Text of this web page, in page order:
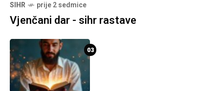
SIHR prije 2 sedmice
Vjenčani dar - sihr rastave
03